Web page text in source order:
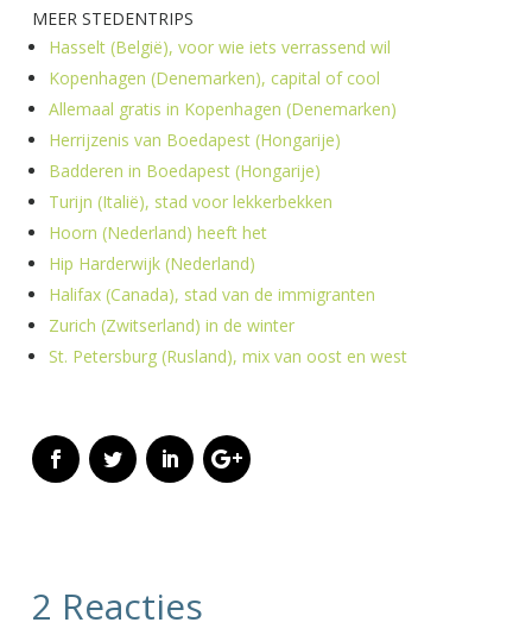
MEER STEDENTRIPS
Hasselt (België), voor wie iets verrassend wil
Kopenhagen (Denemarken), capital of cool
Allemaal gratis in Kopenhagen (Denemarken)
Herrijzenis van Boedapest (Hongarije)
Badderen in Boedapest (Hongarije)
Turijn (Italië), stad voor lekkerbekken
Hoorn (Nederland) heeft het
Hip Harderwijk (Nederland)
Halifax (Canada), stad van de immigranten
Zurich (Zwitserland) in de winter
St. Petersburg (Rusland), mix van oost en west
2 Reacties